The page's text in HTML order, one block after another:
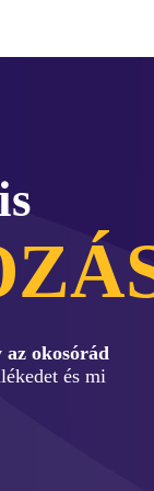
az okosórád
és mi